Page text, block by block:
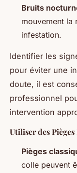
Bruits
mouvement la
infestation.
Identifier les
pour éviter une
doute, il est
professionnel
intervention
Utiliser des Pièges
Pièges
colle peuvent